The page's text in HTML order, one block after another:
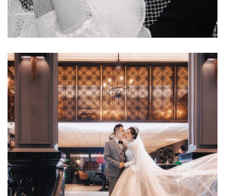
Luxury Concept - CD Tuấn Linh
Luxury Concept